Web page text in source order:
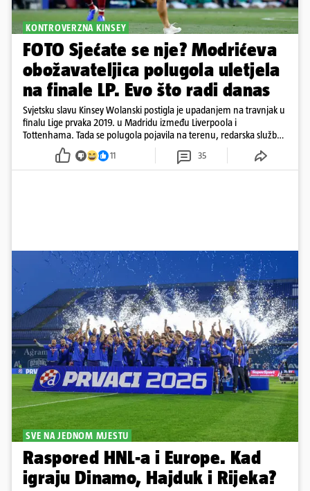
KONTROVERZNA KINSEY
FOTO Sjećate se nje? Modrićeva
obožavateljica polugola uletjela
na finale LP. Evo što radi danas
Svjetsku slavu Kinsey Wolanski postigla je upadanjem na travnjak u
finalu Lige prvaka 2019. u Madridu između Liverpoola i
Tottenhama. Tada se polugola pojavila na terenu, redarska služba
ju je lovila po travnjaku, a njezine fotografije obišle su svijet.
11 35
SVE NA JEDNOM MJESTU
Raspored HNL-a i Europe. Kad
igraju Dinamo, Hajduk i Rijeka?